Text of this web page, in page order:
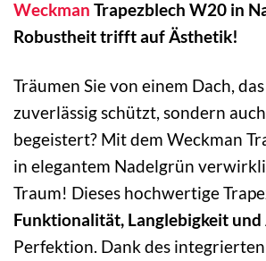
Weckman Trapezblech W20 in
Robustheit trifft auf Ästhetik!
Träumen Sie von einem Dach,
zuverlässig schützt, sondern
begeistert? Mit dem Weckman
in elegantem Nadelgrün
Traum! Dieses hochwertige
Funktionalität, Langlebigkeit
Perfektion. Dank des integrierten